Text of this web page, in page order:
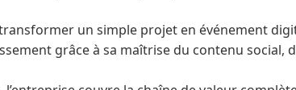
un simple projet en événement
grâce à sa maîtrise du contenu social,